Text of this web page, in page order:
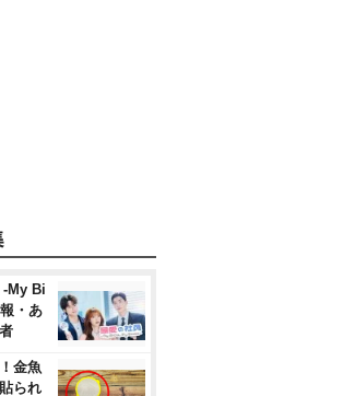
-My Bi
・あ
金魚
られ